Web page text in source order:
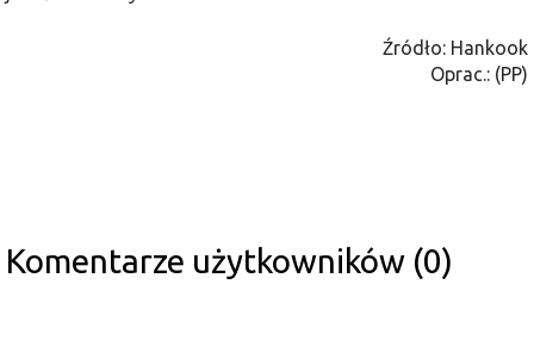
Źródło: Hankook
Oprac.: (PP)
Komentarze użytkowników (0)